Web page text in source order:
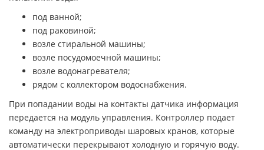
под ванной;
под раковиной;
возле стиральной машины;
возле посудомоечной машины;
возле водонагревателя;
рядом с коллектором водоснабжения.
При попадании воды на контакты датчика информация
передается на модуль управления. Контроллер подает
команду на электроприводы шаровых кранов, которые
автоматически перекрывают холодную и горячую воду.